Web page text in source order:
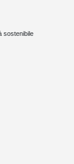
sostenibile